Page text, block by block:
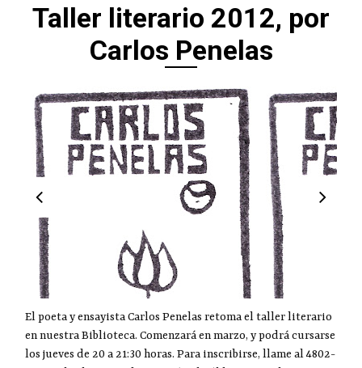
Taller literario 2012, por
Carlos Penelas
El poeta y ensayista Carlos Penelas retoma el taller literario
en nuestra Biblioteca. Comenzará en marzo, y podrá cursarse
los jueves de 20 a 21:30 horas. Para inscribirse, llame al 4802-